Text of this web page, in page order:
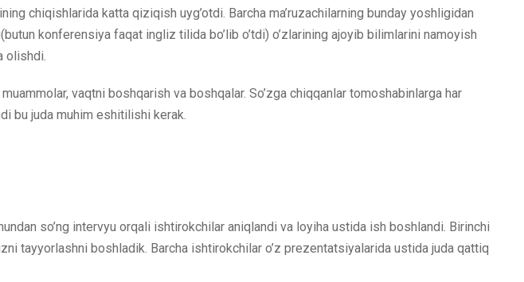
chiqishlarida katta qiziqish uyg’otdi. Barcha ma’ruzachilarning bunday yoshligidan
konferensiya faqat ingliz tilida bo’lib o’tdi) o’zlarining ajoyib bilimlarini namoyish
olishdi.
vaqtni boshqarish va boshqalar. So’zga chiqqanlar tomoshabinlarga har
bu juda muhim eshitilishi kerak.
so’ng intervyu orqali ishtirokchilar aniqlandi va loyiha ustida ish boshlandi. Birinchi
tayyorlashni boshladik. Barcha ishtirokchilar o’z prezentatsiyalarida ustida juda qattiq